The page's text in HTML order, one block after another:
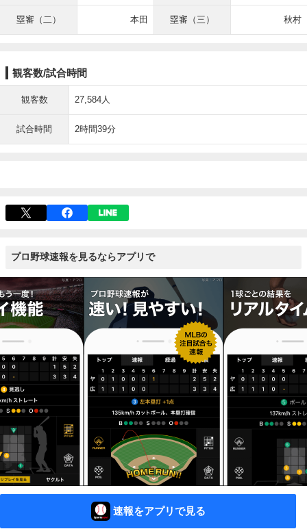
塁審（二） 本田 塁審（三） 秋村
観客数/試合時間
観客数 27,584人
試合時間 2時間39分
プロ野球速報を見るならアプリで
速報をアプリで見る